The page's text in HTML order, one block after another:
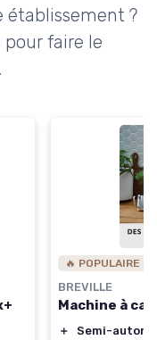
établissement ?
pour faire le
🔥 POPULAIRE
BREVILLE
Machine à
＋
Semi-